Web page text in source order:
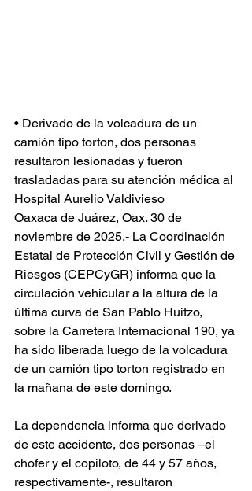
• Derivado de la volcadura de un
camión tipo torton, dos personas
resultaron lesionadas y fueron
trasladadas para su atención médica al
Hospital Aurelio Valdivieso
Oaxaca de Juárez, Oax. 30 de
noviembre de 2025.- La Coordinación
Estatal de Protección Civil y Gestión de
Riesgos (CEPCyGR) informa que la
circulación vehicular a la altura de la
última curva de San Pablo Huitzo,
sobre la Carretera Internacional 190, ya
ha sido liberada luego de la volcadura
de un camión tipo torton registrado en
la mañana de este domingo.
La dependencia informa que derivado
de este accidente, dos personas –el
chofer y el copiloto, de 44 y 57 años,
respectivamente-, resultaron